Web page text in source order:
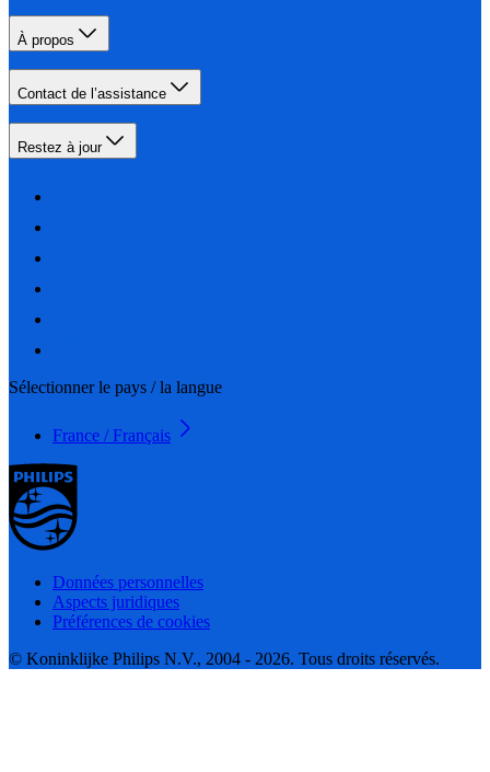
À propos
Contact de l’assistance
Restez à jour
Sélectionner le pays / la langue
France / Français
Données personnelles
Aspects juridiques
Préférences de cookies
© Koninklijke Philips N.V., 2004 - 2026. Tous droits réservés.